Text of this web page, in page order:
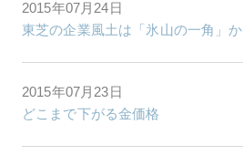
2015年07月24日
東芝の企業風土は「氷山の一角」か
2015年07月23日
どこまで下がる金価格